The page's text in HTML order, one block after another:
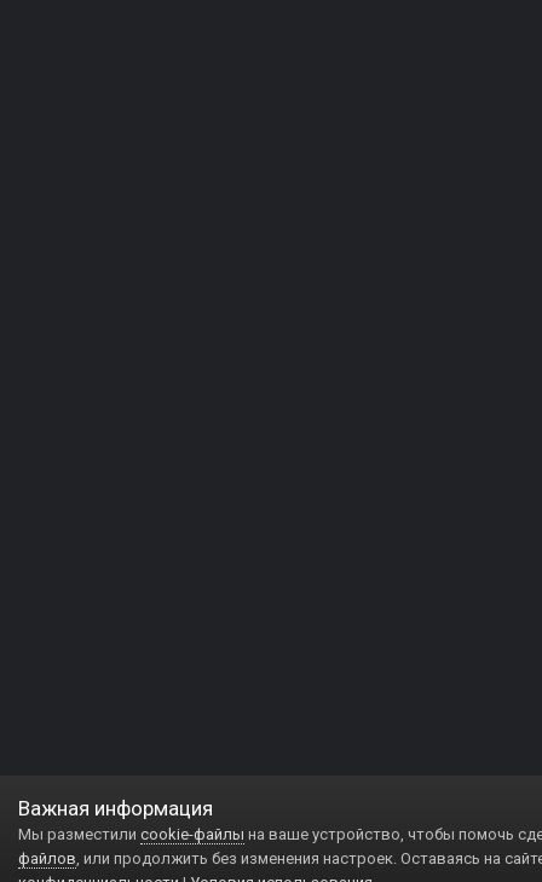
Важная информация
Мы разместили cookie-файлы на ваше устройство, чтобы помочь
файлов, или продолжить без изменения настроек. Оставаясь на